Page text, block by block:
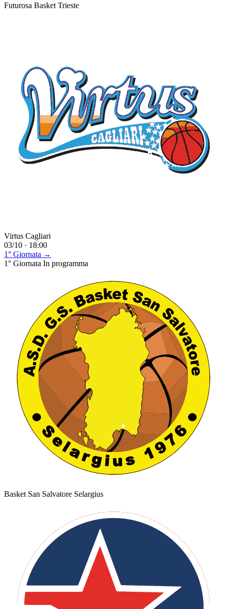
Futurosa Basket Trieste
Virtus Cagliari
03/10 · 18:00
1° Giornata →
1° Giornata In programma
Basket San Salvatore Selargius